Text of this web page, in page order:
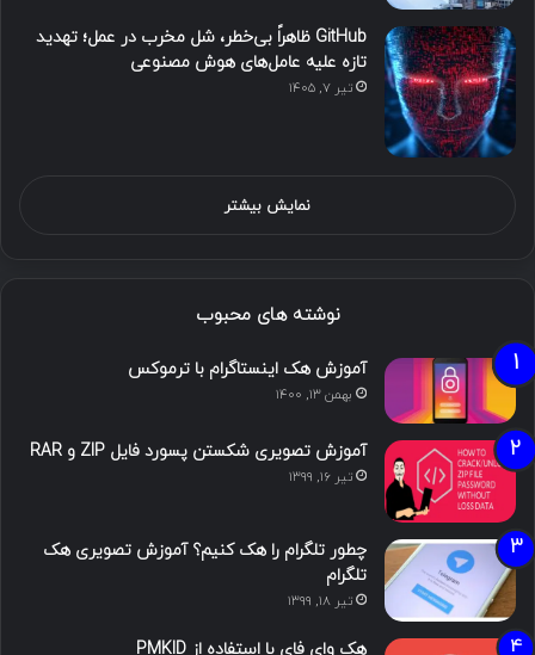
GitHub ظاهراً بی‌خطر، شل مخرب در عمل؛ تهدید
تازه علیه عامل‌های هوش مصنوعی
تیر ۷, ۱۴۰۵
نمایش بیشتر
نوشته های محبوب
آموزش هک اینستاگرام با ترموکس
بهمن ۱۳, ۱۴۰۰
آموزش تصویری شکستن پسورد فایل ZIP و RAR
تیر ۱۶, ۱۳۹۹
چطور تلگرام را هک کنیم؟ آموزش تصویری هک
تلگرام
تیر ۱۸, ۱۳۹۹
هک وای فای با استفاده از PMKID